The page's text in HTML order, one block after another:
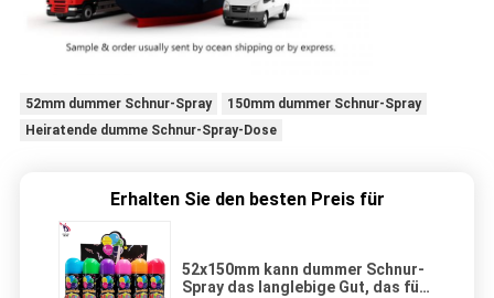
52mm dummer Schnur-Spray
150mm dummer Schnur-Spray
Heiratende dumme Schnur-Spray-Dose
Erhalten Sie den besten Preis für
52x150mm kann dummer Schnur-
Spray das langlebige Gut, das für